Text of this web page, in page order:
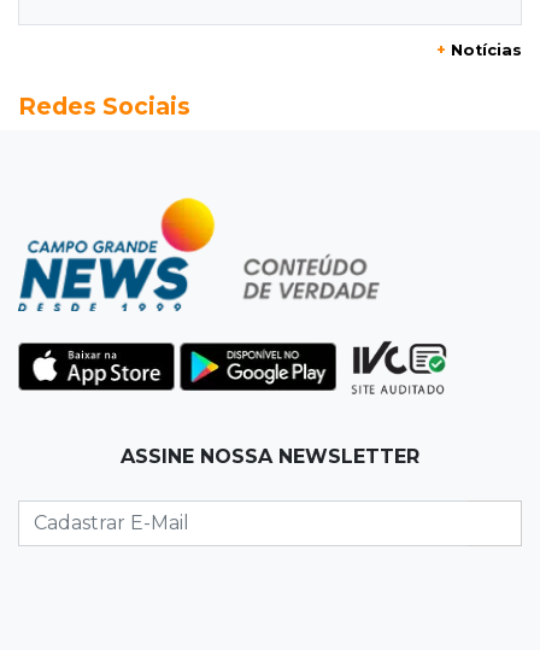
Caminhão envolvido em acidente com 4
Pagará indenização
Homem que atacou ex com motosserra na
frente da filha é condenado
Rodamos 1.000 km com o Basalt; veja onde
ele mais surpreendeu
Luto na arquitetura
arquiteto dos projetos fora do comum
+ Notícias
Redes Sociais
ASSINE NOSSA NEWSLETTER